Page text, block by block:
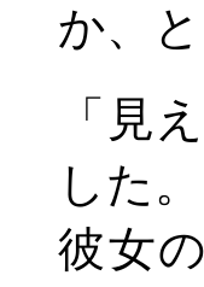
か、
「見
した
彼女